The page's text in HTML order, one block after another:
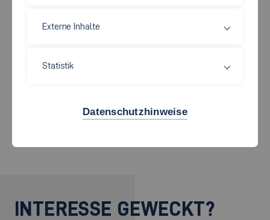
geschult und der Körper gedehnt sowie gestreckt. Gleichzeitig
Weitere Informationen finden Sie imIntranet
INTERESSE GEWECKT?
Externe Inhalte
Statistik
Datenschutzhinweise